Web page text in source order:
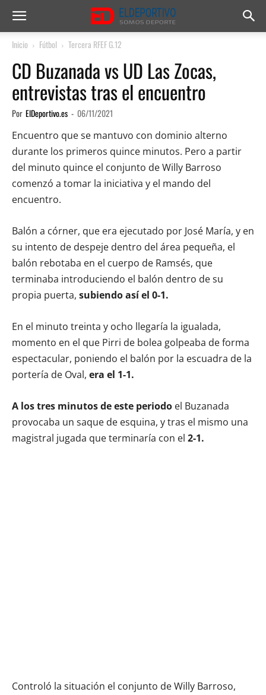
Inicio Fútbol Tercera RFEF G.12
CD Buzanada vs UD Las Zocas,
entrevistas tras el encuentro
Por ElDeportivo.es - 06/11/2021
Encuentro que se mantuvo con dominio alterno
durante los primeros quince minutos. Pero a partir
del minuto quince el conjunto de Willy Barroso
comenzó a tomar la iniciativa y el mando del
encuentro.
Balón a córner, que era ejecutado por José María, y en
su intento de despeje dentro del área pequeña, el
balón rebotaba en el cuerpo de Ramsés, que
terminaba introduciendo el balón dentro de su
propia puerta, subiendo así el 0-1.
En el minuto treinta y ocho llegaría la igualada,
momento en el que Pirri de bolea golpeaba de forma
espectacular, poniendo el balón por la escuadra de la
portería de Oval, era el 1-1.
A los tres minutos de este periodo el Buzanada
provocaba un saque de esquina, y tras el mismo una
magistral jugada que terminaría con el 2-1.
Controló la situación el conjunto de Willy Barroso,